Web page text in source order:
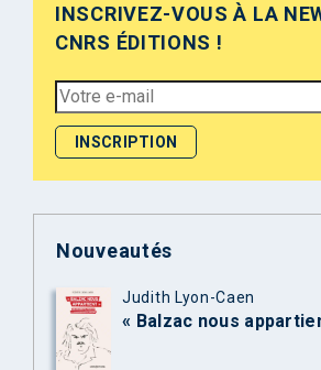
INSCRIVEZ-VOUS À LA
CNRS ÉDITIONS !
Nouveautés
Judith Lyon-Caen
« Balzac nous